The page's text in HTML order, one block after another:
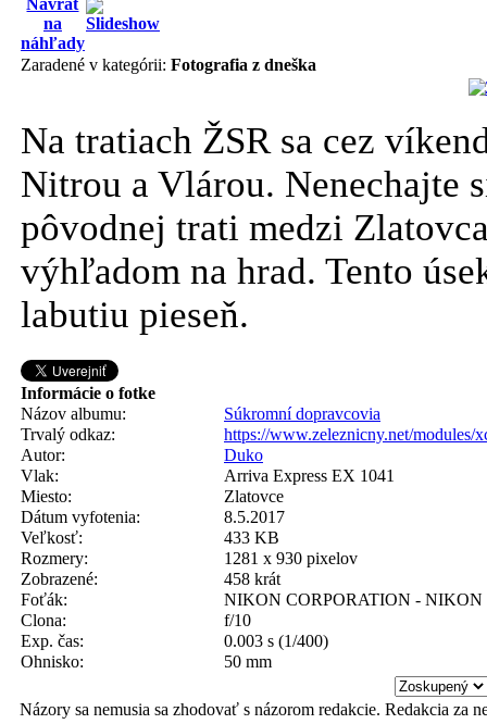
Zaradené v kategórii: Fotografia z dneška
Na tratiach ŽSR sa cez
Nitrou a Vlárou.
pôvodnej trati medzi
výhľadom na hrad. Tento
labutiu pieseň.
Informácie o fotke
Názov albumu:
Súkromní dopravcovia
Trvalý odkaz:
https://www.zeleznicny.net/modules/
Autor:
Duko
Vlak:
Arriva Express EX 1041
Miesto:
Zlatovce
Dátum vyfotenia:
8.5.2017
Veľkosť:
433 KB
Rozmery:
1281 x 930 pixelov
Zobrazené:
458 krát
Foťák:
NIKON CORPORATION - NIKON
Clona:
f/10
Exp. čas:
0.003 s (1/400)
Ohnisko:
50 mm
Názory sa nemusia sa zhodovať s názorom redakcie. Redakcia za